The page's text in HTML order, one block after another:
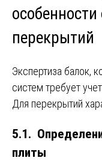
перекрытий
Экспертиза балок,
систем требует
Для перекрытий
5.1.
плиты